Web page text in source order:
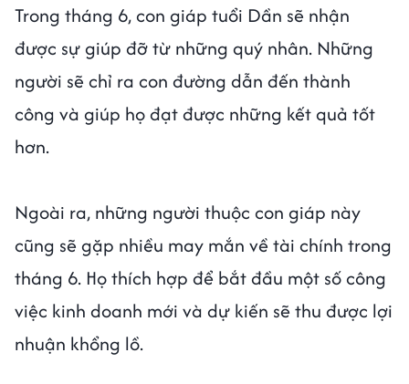
Trong tháng 6, con giáp tuổi Dần sẽ nhận
được sự giúp đỡ từ những quý nhân. Những
người sẽ chỉ ra con đường dẫn đến thành
công và giúp họ đạt được những kết quả tốt
hơn.
Ngoài ra, những người thuộc con giáp này
cũng sẽ gặp nhiều may mắn về tài chính trong
tháng 6. Họ thích hợp để bắt đầu một số công
việc kinh doanh mới và dự kiến sẽ thu được lợi
nhuận khổng lồ.